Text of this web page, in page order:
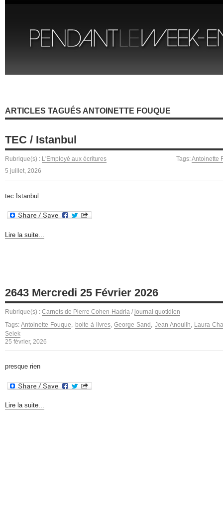
ARTICLES TAGUÉS ANTOINETTE FOUQUE
TEC / Istanbul
Rubrique(s) : L'Employé aux écritures Tags:Antoinette
5 juillet, 2026
tec Istanbul
Lire la suite...
2643 Mercredi 25 Février 2026
Rubrique(s) : Carnets de Pierre Cohen-Hadria / journal quotidien
Tags:Antoinette Fouque boite à livres,George Sand Jean Anouilh
Laura
Selek
25 février, 2026
presque rien
Lire la suite...